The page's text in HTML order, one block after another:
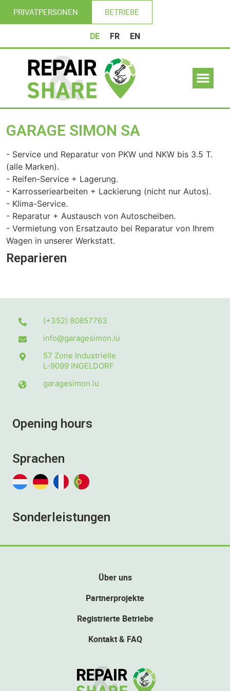
PRIVATPERSONEN BETRIEBE
DE FR EN
GARAGE SIMON SA
- Service und Reparatur von PKW und NKW bis 3.5 T.
(alle Marken).
- Reifen-Service + Lagerung.
- Karrosseriearbeiten + Lackierung (nicht nur Autos).
- Klima-Service.
- Reparatur + Austausch von Autoscheiben.
- Vermietung von Ersatzauto bei Reparatur von Ihrem
Wagen in unserer Werkstatt.
Reparieren
(+352) 80857763
info@garagesimon.lu
57 Zone Industrielle
L-9099 INGELDORF
garagesimon.lu
Opening hours
Sprachen
Sonderleistungen
Über uns
Partnerprojekte
Registrierte Betriebe
Kontakt & FAQ